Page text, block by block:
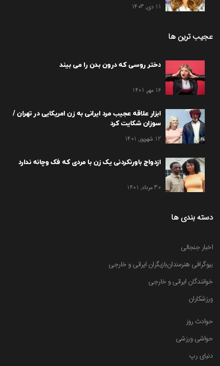
11 دی, 1403
عجیب ترین ها
دختر روسی که درون بدن را می بیند
16 مهر, 1401
ابزار علاقه عجیب مرد ایرانی به زن امریکایی در تهران /
سوزان شکایت کرد
12 شهریور, 1401
ازدواج باورنکردنی یک زن با مردی که فک وچانه ندارد
30 مرداد, 1401
دسته بندی ها
اخبار جنجالی
بیوگرافی هنرمندانبازیگران ایرانی و خارجی
خوانندگان ایرانی و خارجی
ورزشکاران
حوادث روز
حواشی ورزشی
دنیای رپ